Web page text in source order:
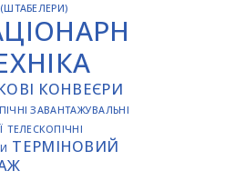
КОНВЕЄРИ
ЗАВАНТАЖУВАЛЬНІ
ТЕЛЕСКОПІЧНІ
ТЕРМІНОВИЙ